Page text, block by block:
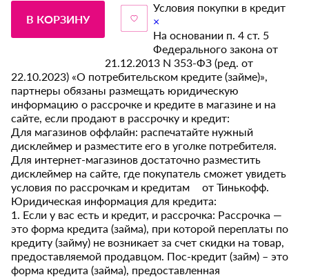
В КОРЗИНУ
Условия покупки в кредит
×
На основании п. 4 ст. 5
Федерального закона от
21.12.2013 N 353-ФЗ (ред. от
22.10.2023) «О потребительском кредите (займе)»,
партнеры обязаны размещать юридическую
информацию о рассрочке и кредите в магазине и на
сайте, если продают в рассрочку и кредит:
Для магазинов оффлайн: распечатайте нужный
дисклеймер и разместите его в уголке потребителя.
Для интернет-магазинов достаточно разместить
дисклеймер на сайте, где покупатель сможет увидеть
условия по рассрочкам и кредитам от Тинькофф.
Юридическая информация для кредита:
1. Если у вас есть и кредит, и рассрочка: Рассрочка —
это форма кредита (займа), при которой переплаты по
кредиту (займу) не возникает за счет скидки на товар,
предоставляемой продавцом. Пос-кредит (займ) – это
форма кредита (займа), предоставленная